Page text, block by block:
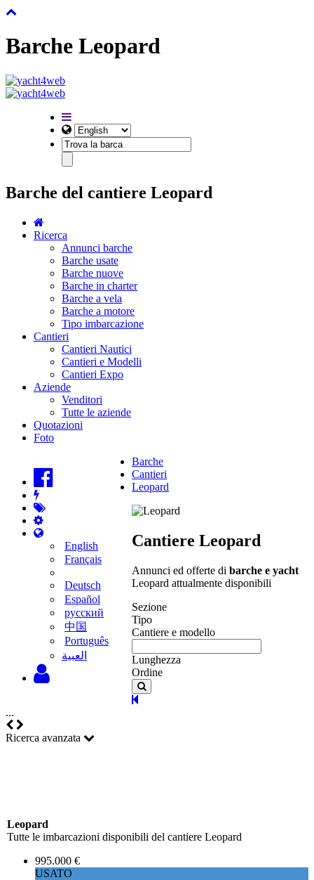
Barche Leopard
Barche del cantiere Leopard
Ricerca
Annunci barche
Barche usate
Barche nuove
Barche in charter
Barche a vela
Barche a motore
Tipo imbarcazione
Cantieri
Cantieri Nautici
Cantieri e Modelli
Cantieri Expo
Aziende
Venditori
Tutte le aziende
Quotazioni
Foto
English
Français
Deutsch
Español
русский
中国
Português
‫العبية
Barche
Cantieri
Leopard
Cantiere Leopard
Annunci ed offerte di barche e yacht
Leopard attualmente disponibili
Sezione
Tipo
Cantiere e modello
Lunghezza
Ordine
...
Ricerca avanzata
Leopard
Tutte le imbarcazioni disponibili del cantiere Leopard
995.000 €
USATO